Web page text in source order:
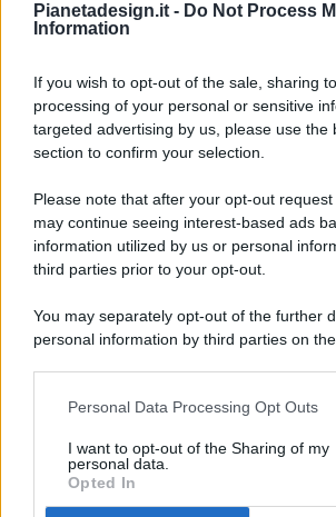
Pianetadesign.it - Do Not Process
Information
If you wish to opt-out of the sale, sharing
processing of your personal or sensitive
targeted advertising by us, please use the
section to confirm your selection.
Please note that after your opt-out
may continue seeing interest-based ads
information utilized by us or personal
third parties prior to your opt-out.
You may separately opt-out of the further
personal information by third parties on the
This information may also be disclosed by
disclose it to other third parties.
Personal Data Processing Opt Outs
I want to opt-out of the Sharing of my
personal data.
Opted In
© 2026 - Pianeta Design - P.IVA
Registrata Al Tribunale Di Nocera
ISCRIZIONE AL ROC N. 35792 –
(ASSOCIAZIONE NAZIONALE
PREFERENZE PRIVACY